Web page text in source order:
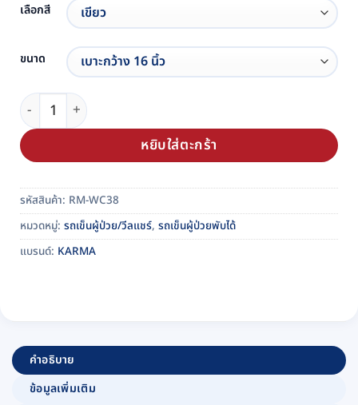
เลือกสี
ขนาด
จำนวน รถเข็นผู้ป่วย Karma รุ่น Ergo Lite น้ำหนักเบาพิเศษ รหั
หยิบใส่ตะกร้า
รหัสสินค้า: RM-WC38
หมวดหมู่: รถเข็นผู้ป่วย/วีลแชร์, รถเข็นผู้ป่วยพับได้
แบรนด์: KARMA
คำอธิบาย
ข้อมูลเพิ่มเติม